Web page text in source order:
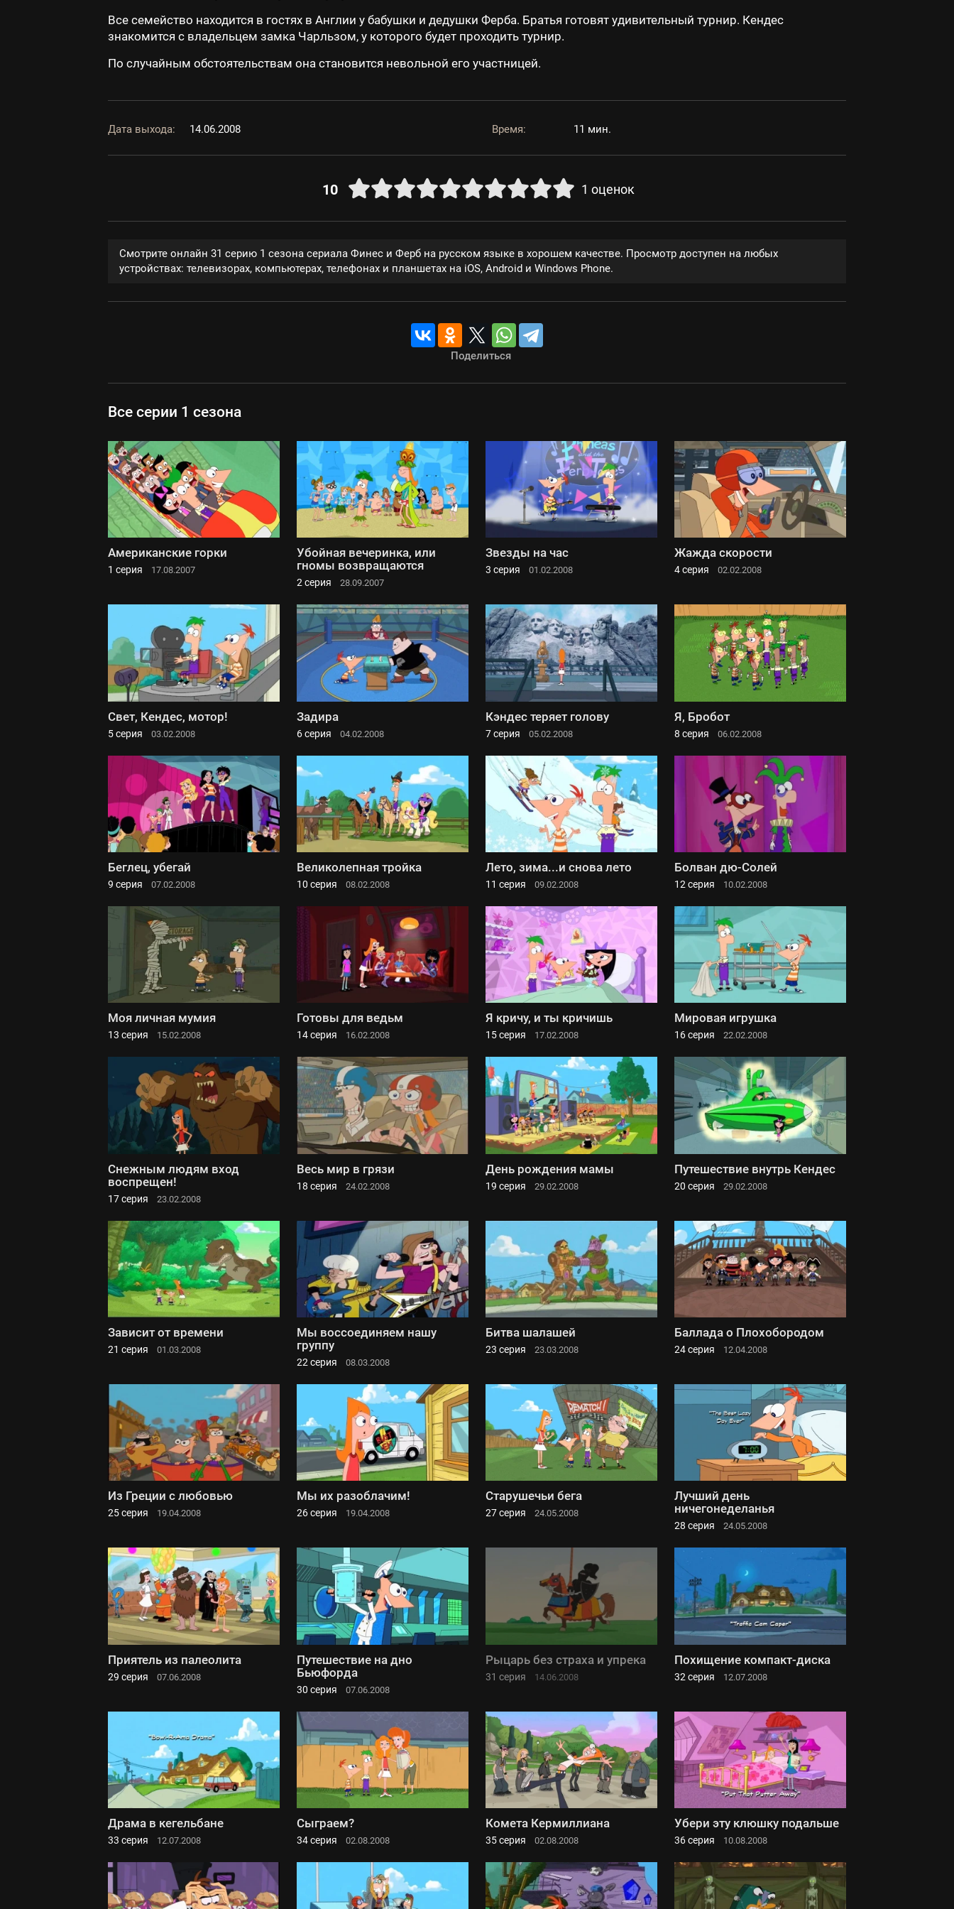
Все семейство находится в гостях в Англии у бабушки и дедушки Ферба. Братья готовят удивительный турнир. Кендес
знакомится с владельцем замка Чарльзом, у которого будет проходить турнир.
По случайным обстоятельствам она становится невольной его участницей.
Дата выхода: 14.06.2008 Время: 11 мин.
10 1 оценок
Смотрите онлайн 31 серию 1 сезона сериала Финес и Ферб на русском языке в хорошем качестве. Просмотр доступен на любых
устройствах: телевизорах, компьютерах, телефонах и планшетах на iOS, Android и Windows Phone.
Поделиться
Все серии 1 сезона
Американские горки
1 серия 17.08.2007
Убойная вечеринка, или
гномы возвращаются
2 серия 28.09.2007
Звезды на час
3 серия 01.02.2008
Жажда скорости
4 серия 02.02.2008
Свет, Кендес, мотор!
5 серия 03.02.2008
Задира
6 серия 04.02.2008
Кэндес теряет голову
7 серия 05.02.2008
Я, Бробот
8 серия 06.02.2008
Беглец, убегай
9 серия 07.02.2008
Великолепная тройка
10 серия 08.02.2008
Лето, зима...и снова лето
11 серия 09.02.2008
Болван дю-Солей
12 серия 10.02.2008
Моя личная мумия
13 серия 15.02.2008
Готовы для ведьм
14 серия 16.02.2008
Я кричу, и ты кричишь
15 серия 17.02.2008
Мировая игрушка
16 серия 22.02.2008
Снежным людям вход
воспрещен!
17 серия 23.02.2008
Весь мир в грязи
18 серия 24.02.2008
День рождения мамы
19 серия 29.02.2008
Путешествие внутрь Кендес
20 серия 29.02.2008
Зависит от времени
21 серия 01.03.2008
Мы воссоединяем нашу
группу
22 серия 08.03.2008
Битва шалашей
23 серия 23.03.2008
Баллада о Плохобородом
24 серия 12.04.2008
Из Греции с любовью
25 серия 19.04.2008
Мы их разоблачим!
26 серия 19.04.2008
Старушечьи бега
27 серия 24.05.2008
Лучший день
ничегонеделанья
28 серия 24.05.2008
Приятель из палеолита
29 серия 07.06.2008
Путешествие на дно
Бьюфорда
30 серия 07.06.2008
Рыцарь без страха и упрека
31 серия 14.06.2008
Похищение компакт-диска
32 серия 12.07.2008
Драма в кегельбане
33 серия 12.07.2008
Сыграем?
34 серия 02.08.2008
Комета Кермиллиана
35 серия 02.08.2008
Убери эту клюшку подальше
36 серия 10.08.2008